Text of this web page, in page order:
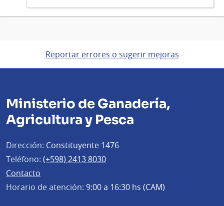
Reportar errores o sugerir mejoras
Ministerio de Ganadería,
Agricultura y Pesca
Dirección: Constituyente 1476
Teléfono: (+598) 2413 8030
Contacto
Horario de atención: 9:00 a 16:30 hs (CAM)